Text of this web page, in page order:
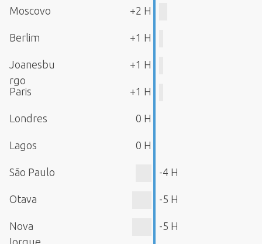
Moscovo +2 H
Berlim +1 H
Joanesbu
rgo
+1 H
Paris +1 H
Londres 0 H
Lagos 0 H
São Paulo -4 H
Otava -5 H
Nova
-5 H